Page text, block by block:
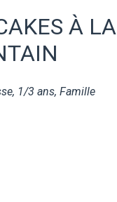
À
, 1/3 ans, Famille